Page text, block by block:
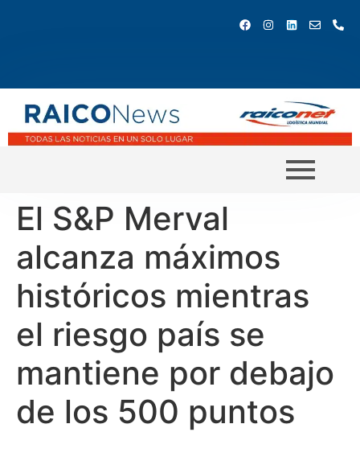
El S&P Merval
alcanza máximos
históricos mientras
el riesgo país se
mantiene por debajo
de los 500 puntos